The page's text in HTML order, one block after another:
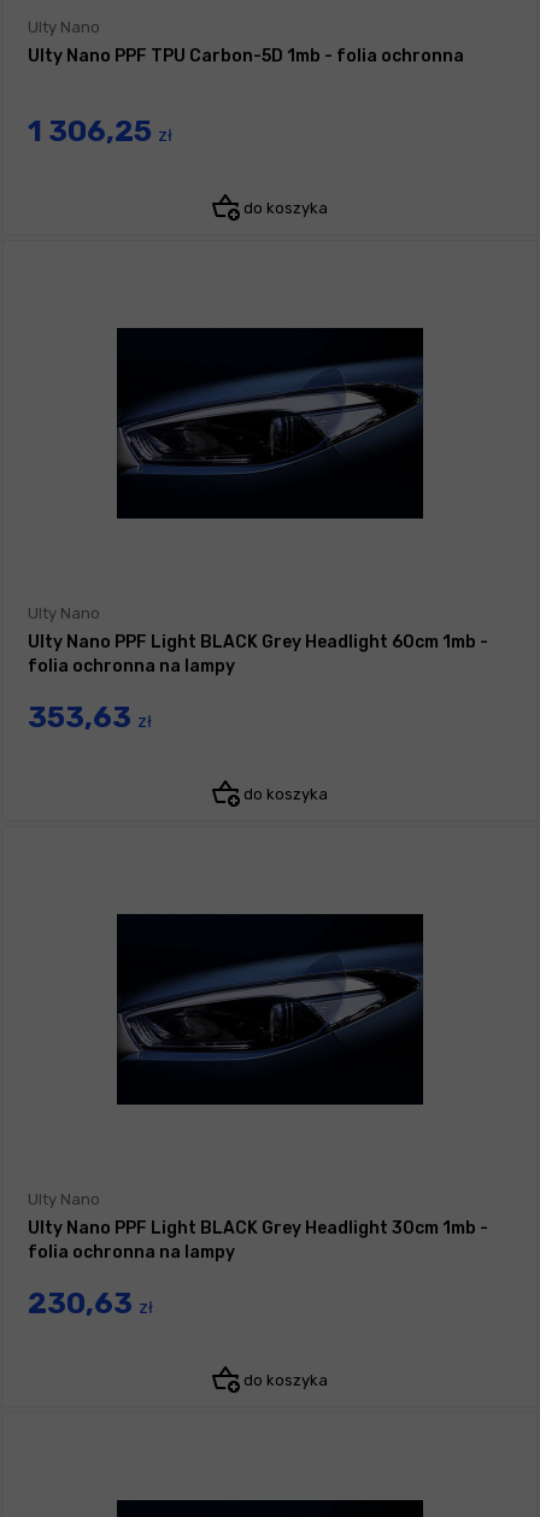
Ulty Nano
Ulty Nano PPF TPU Carbon-5D 1mb - folia ochronna
1 306,25 zł
do koszyka
Ulty Nano
Ulty Nano PPF Light BLACK Grey Headlight 60cm 1mb -
folia ochronna na lampy
353,63 zł
do koszyka
Ulty Nano
Ulty Nano PPF Light BLACK Grey Headlight 30cm 1mb -
folia ochronna na lampy
230,63 zł
do koszyka